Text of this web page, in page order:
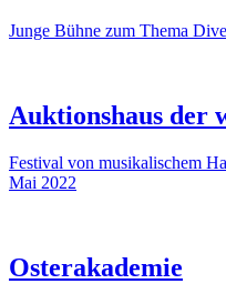
Junge Bühne zum Thema
Auktionshaus der
Festival von musikalischem
Mai 2022
Osterakademie